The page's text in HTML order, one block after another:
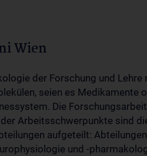
Wien
der Forschung und
seien es Medikamente
Die
Arbeitsschwerpunkte sind
aufgeteilt:
und -